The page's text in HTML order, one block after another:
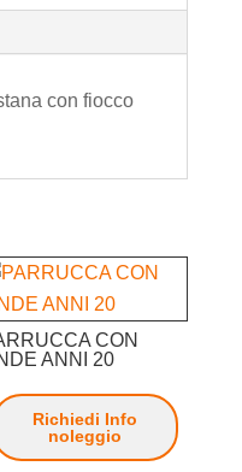
con fiocco
CON
ANNI 20
Richiedi Info
noleggio